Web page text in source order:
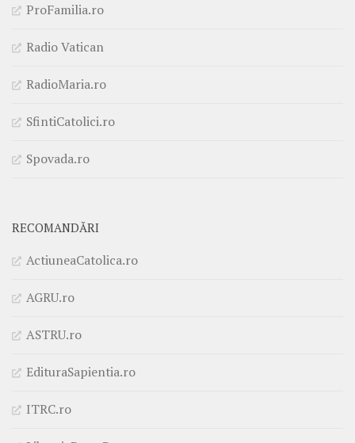
ProFamilia.ro
Radio Vatican
RadioMaria.ro
SfintiCatolici.ro
Spovada.ro
RECOMANDĂRI
ActiuneaCatolica.ro
AGRU.ro
ASTRU.ro
EdituraSapientia.ro
ITRC.ro